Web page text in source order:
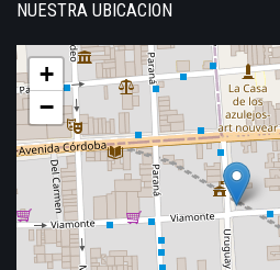
NUESTRA UBICACION
+
−